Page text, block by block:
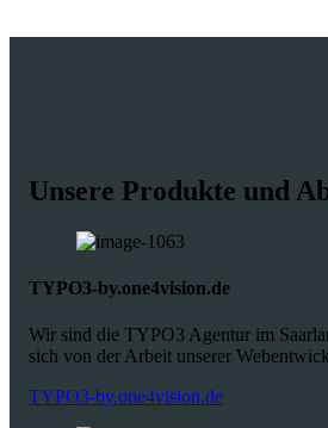
Unsere Produkte und
TYPO3-by.one4vision.de
Wir sind die TYPO3 Agentur im
sich von der Arbeit unserer
TYPO3-by.one4vision.de